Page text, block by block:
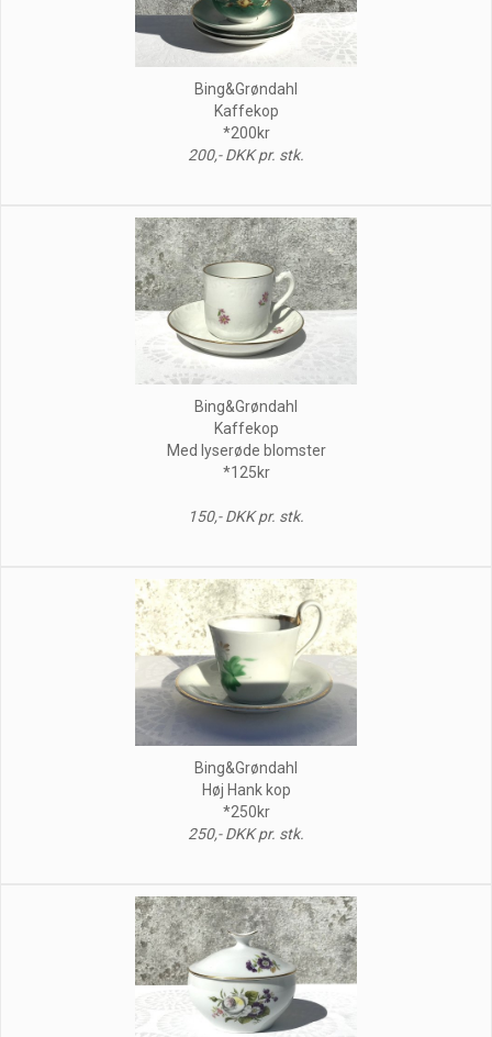
Bing&Grøndahl
Kaffekop
*200kr
200,- DKK pr. stk.
Bing&Grøndahl
Kaffekop
Med lyserøde blomster
*125kr
150,- DKK pr. stk.
Bing&Grøndahl
Høj Hank kop
*250kr
250,- DKK pr. stk.